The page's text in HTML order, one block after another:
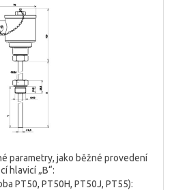
parametry, jako běžné provedení
hlavicí „B“:
PT50, PT50H, PT50J, PT55):